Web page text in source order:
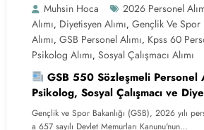
Muhsin Hoca 2026 Personel
Alımı, Diyetisyen Alımı, Gençlik Ve Spor
Alımı, GSB Personel Alımı, Kpss 60
Psikolog Alımı, Sosyal Çalışmacı Alımı
GSB 550 Sözleşmeli Personel
Psikolog, Sosyal Çalışmacı ve
Açıklandı
Gençlik ve Spor Bakanlığı (GSB), 2026 yılı
a 657 sayılı Devlet Memurları Kanunu'nun…